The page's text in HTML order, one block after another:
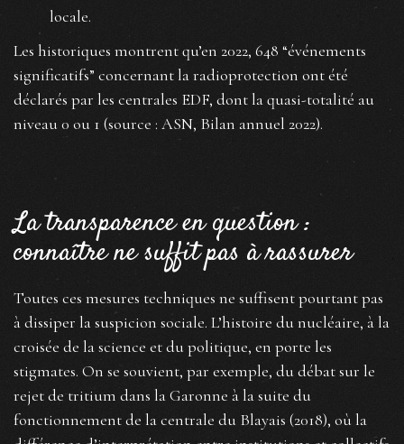
locale.
Les historiques montrent qu’en 2022, 648 “événements
significatifs” concernant la radioprotection ont été
déclarés par les centrales EDF, dont la quasi-totalité au
niveau 0 ou 1 (source : ASN, Bilan annuel 2022).
La transparence en question :
connaître ne suffit pas à rassurer
Toutes ces mesures techniques ne suffisent pourtant pas
à dissiper la suspicion sociale. L’histoire du nucléaire, à la
croisée de la science et du politique, en porte les
stigmates. On se souvient, par exemple, du débat sur le
rejet de tritium dans la Garonne à la suite du
fonctionnement de la centrale du Blayais (2018), où la